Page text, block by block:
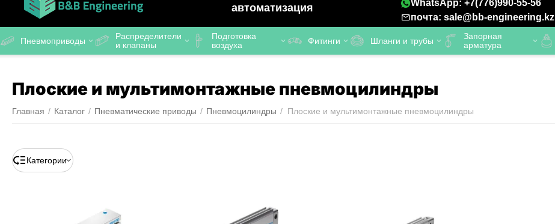
автоматизация
WhatsApp: +7(776)990-55-56
почта: sale@bb-engineering.kz
Пневмоприводы
Распределители
и клапаны
Подготовка
воздуха
Фитинги Шланги и трубы
Запорная
арматура
Плоские и мультимонтажные пневмоцилиндры
Главная / Каталог / Пневматические приводы / Пневмоцилиндры / Плоские и мультимонтажные пневмоцилиндры
Категории